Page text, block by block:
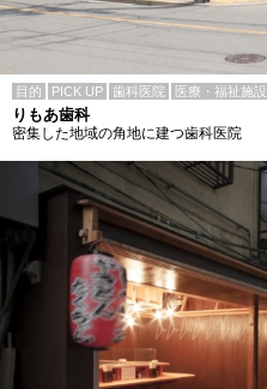
目的 PICK UP 歯科医院 医療・福祉施設
りもあ歯科
密集した地域の角地に建つ歯科医院